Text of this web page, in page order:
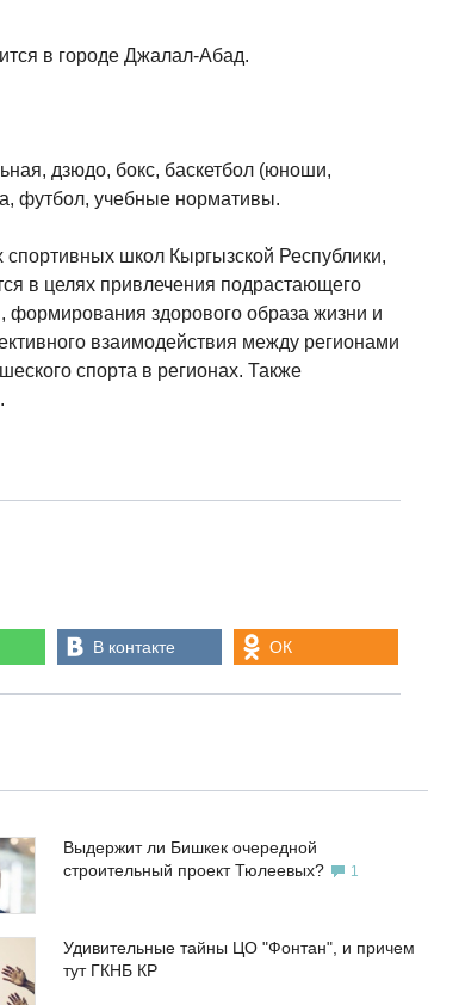
в городе Джалал-Абад.
дзюдо, бокс, баскетбол (юноши,
футбол, учебные нормативы.
спортивных школ Кыргызской Республики,
в целях привлечения подрастающего
формирования здорового образа жизни и
взаимодействия между регионами
спорта в регионах. Также
В контакте ОК
Выдержит ли Бишкек очередной
строительный проект Тюлеевых?
1
Удивительные тайны ЦО "Фонтан", и причем
тут ГКНБ КР